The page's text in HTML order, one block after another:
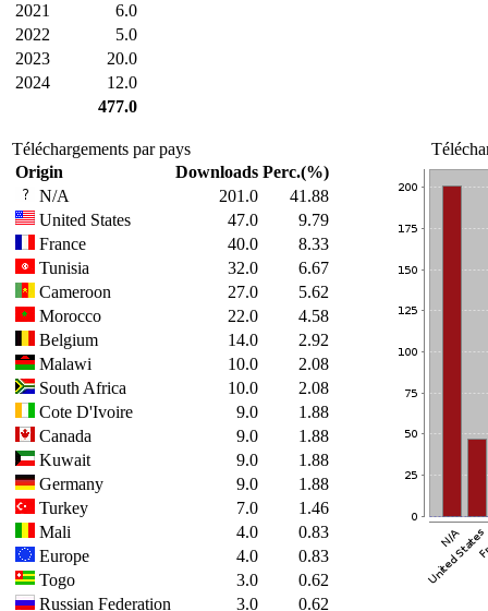
2021
6.0
2022
5.0
2023
20.0
2024
12.0
477.0
Téléchargements par pays
Origin
Downloads Perc.(%)
N/A
201.0
41.88
United States
47.0
9.79
France
40.0
8.33
Tunisia
32.0
6.67
Cameroon
27.0
5.62
Morocco
22.0
4.58
Belgium
14.0
2.92
Malawi
10.0
2.08
South Africa
10.0
2.08
Cote D'Ivoire
9.0
1.88
Canada
9.0
1.88
Kuwait
9.0
1.88
Germany
9.0
1.88
Turkey
7.0
1.46
Mali
4.0
0.83
Europe
4.0
0.83
Togo
3.0
0.62
Russian Federation
3.0
0.62